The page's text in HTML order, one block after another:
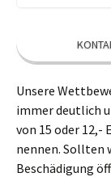
Unsere
immer deutlich
von 15 oder 12,-
nennen. Sollten
Beschädigung